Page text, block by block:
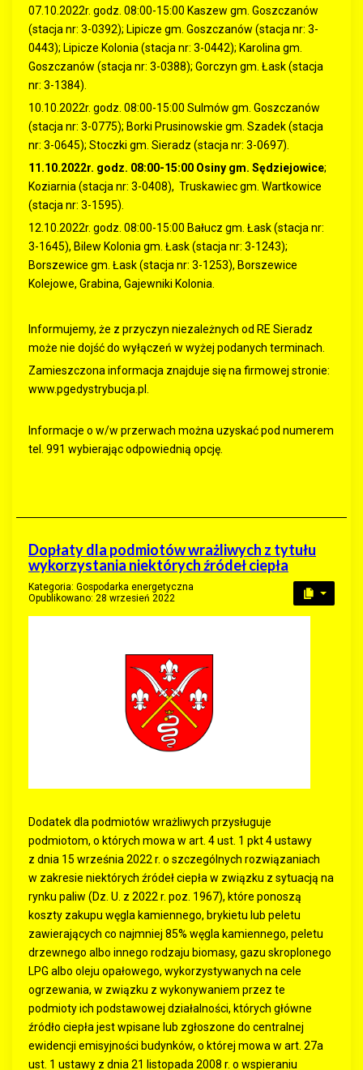
07.10.2022r. godz. 08:00-15:00 Kaszew gm. Goszczanów
(stacja nr: 3-0392); Lipicze gm. Goszczanów (stacja nr: 3-
0443); Lipicze Kolonia (stacja nr: 3-0442); Karolina gm.
Goszczanów (stacja nr: 3-0388); Gorczyn gm. Łask (stacja
nr: 3-1384).
10.10.2022r. godz. 08:00-15:00 Sulmów gm. Goszczanów
(stacja nr: 3-0775); Borki Prusinowskie gm. Szadek (stacja
nr: 3-0645); Stoczki gm. Sieradz (stacja nr: 3-0697).
11.10.2022r. godz. 08:00-15:00 Osiny gm. Sędziejowice;
Koziarnia (stacja nr: 3-0408), Truskawiec gm. Wartkowice
(stacja nr: 3-1595).
12.10.2022r. godz. 08:00-15:00 Bałucz gm. Łask (stacja nr:
3-1645), Bilew Kolonia gm. Łask (stacja nr: 3-1243);
Borszewice gm. Łask (stacja nr: 3-1253), Borszewice
Kolejowe, Grabina, Gajewniki Kolonia.
Informujemy, że z przyczyn niezależnych od RE Sieradz
może nie dojść do wyłączeń w wyżej podanych terminach.
Zamieszczona informacja znajduje się na firmowej stronie:
www.pgedystrybucja.pl.
Informacje o w/w przerwach można uzyskać pod numerem
tel. 991 wybierając odpowiednią opcję.
Dopłaty dla podmiotów wrażliwych z tytułu
wykorzystania niektórych źródeł ciepła
Kategoria: Gospodarka energetyczna
Opublikowano: 28 wrzesień 2022
Dodatek dla podmiotów wrażliwych przysługuje
podmiotom, o których mowa w art. 4 ust. 1 pkt 4 ustawy
z dnia 15 września 2022 r. o szczególnych rozwiązaniach
w zakresie niektórych źródeł ciepła w związku z sytuacją na
rynku paliw (Dz. U. z 2022 r. poz. 1967), które ponoszą
koszty zakupu węgla kamiennego, brykietu lub peletu
zawierających co najmniej 85% węgla kamiennego, peletu
drzewnego albo innego rodzaju biomasy, gazu skroplonego
LPG albo oleju opałowego, wykorzystywanych na cele
ogrzewania, w związku z wykonywaniem przez te
podmioty ich podstawowej działalności, których główne
źródło ciepła jest wpisane lub zgłoszone do centralnej
ewidencji emisyjności budynków, o której mowa w art. 27a
ust. 1 ustawy z dnia 21 listopada 2008 r. o wspieraniu